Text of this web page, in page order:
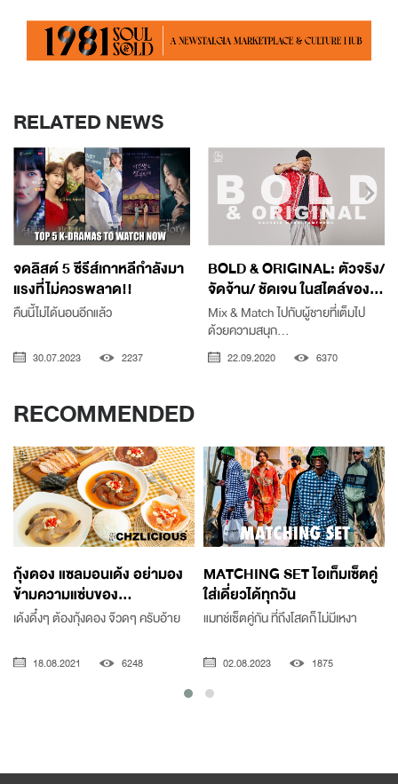
RELATED NEWS
จดลิสต์ 5 ซีรีส์เกาหลีกำลังมา
แรงที่ไม่ควรพลาด!!
คืนนี้ไม่ได้นอนอีกแล้ว
30.07.2023 2237
BOLD & ORIGINAL: ตัวจริง/
จัดจ้าน/ ชัดเจน ในสไตล์ของ...
Mix & Match ไปกับผู้ชายที่เต็มไป
ด้วยความสนุก...
22.09.2020 6370
RECOMMENDED
กุ้งดอง แซลมอนเด้ง อย่ามอง
ข้ามความแซ่บของ...
เด้งดึ๋งๆ ต้องกุ้งดอง จ๊วดๆ ครับอ้าย
18.08.2021 6248
MATCHING SET ไอเท็มเซ็ตคู่
ใส่เดี่ยวได้ทุกวัน
แมทช์เซ็ตคู่กัน ที่ถึงโสดก็ไม่มีเหงา
02.08.2023 1875